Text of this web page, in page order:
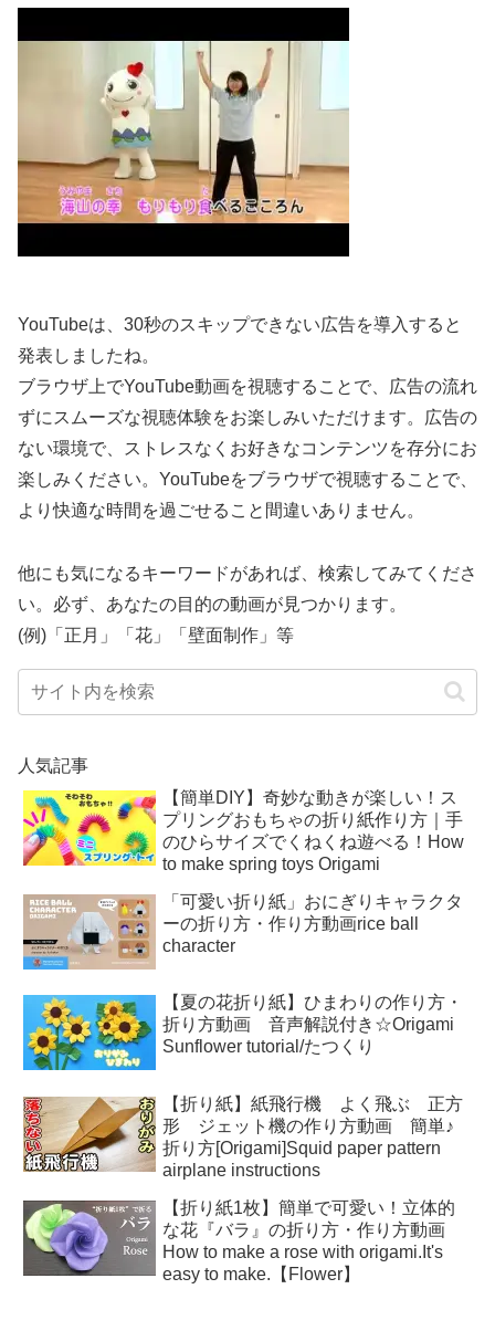
YouTubeは、30秒のスキップできない広告を導入すると
発表しましたね。
ブラウザ上でYouTube動画を視聴することで、広告の流れ
ずにスムーズな視聴体験をお楽しみいただけます。広告の
ない環境で、ストレスなくお好きなコンテンツを存分にお
楽しみください。YouTubeをブラウザで視聴することで、
より快適な時間を過ごせること間違いありません。
他にも気になるキーワードがあれば、検索してみてくださ
い。必ず、あなたの目的の動画が見つかります。
(例)「正月」「花」「壁面制作」等
人気記事
【簡単DIY】奇妙な動きが楽しい！ス
プリングおもちゃの折り紙作り方｜手
のひらサイズでくねくね遊べる！How
to make spring toys Origami
「可愛い折り紙」おにぎりキャラクタ
ーの折り方・作り方動画rice ball
character
【夏の花折り紙】ひまわりの作り方・
折り方動画 音声解説付き☆Origami
Sunflower tutorial/たつくり
【折り紙】紙飛行機 よく飛ぶ 正方
形 ジェット機の作り方動画 簡単♪
折り方[Origami]Squid paper pattern
airplane instructions
【折り紙1枚】簡単で可愛い！立体的
な花『バラ』の折り方・作り方動画
How to make a rose with origami.It's
easy to make.【Flower】